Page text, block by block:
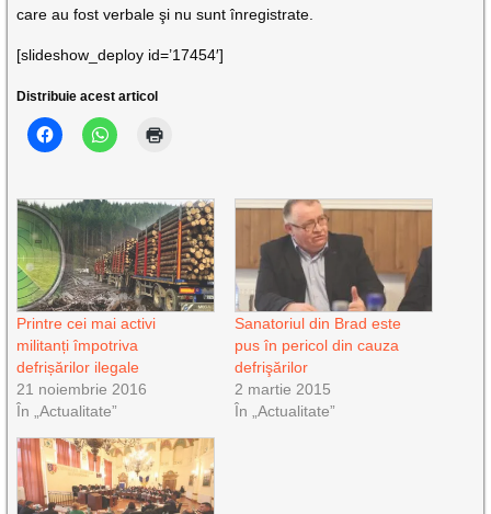
care au fost verbale şi nu sunt înregistrate.
[slideshow_deploy id=’17454′]
Distribuie acest articol
Printre cei mai activi
militanți împotriva
defrișărilor ilegale
21 noiembrie 2016
În „Actualitate”
Sanatoriul din Brad este
pus în pericol din cauza
defrişărilor
2 martie 2015
În „Actualitate”